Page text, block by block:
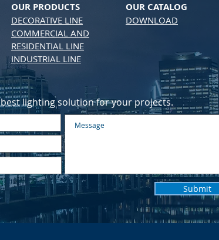
OUR PRODUCTS
DECORATIVE LINE
COMMERCIAL AND
RESIDENTIAL LINE
INDUSTRIAL LINE
OUR CATALOG
DOWNLOAD
best lighting solution for your projects.
Submit